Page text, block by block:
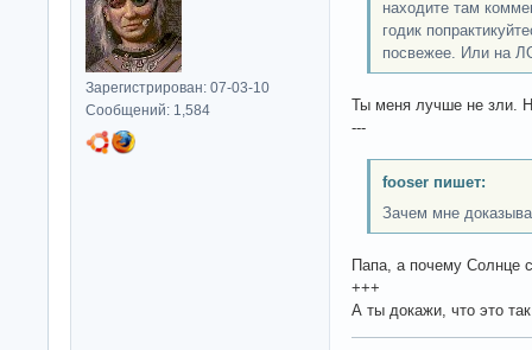
Зарегистрирован: 07-03-10
Сообщений: 1,584
находите там
годик
посвежее. Или на
Ты меня лучше не зли.
---
fooser пишет:
Зачем мне
Папа, а почему Солнце
+++
А ты докажи, что это